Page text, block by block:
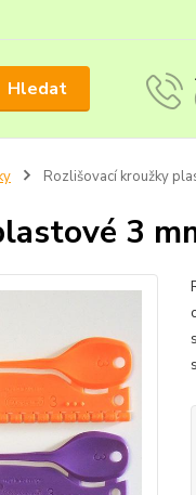
Hledat
Rozlišovací kroužky
3